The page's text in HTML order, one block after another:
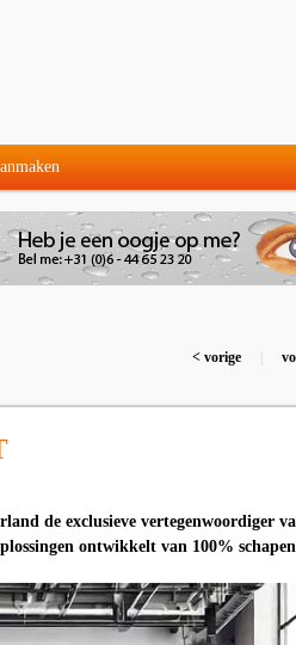
< vorige
de exclusieve vertegenwoordiger
ontwikkelt van 100%